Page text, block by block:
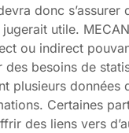
donc
utile.
ou indirect
besoins de
plusieurs
Certaines
des liens vers